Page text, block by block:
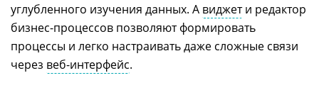
углубленного изучения данных. А виджети редактор
бизнес-процессов позволяют формировать
процессы и легко настраивать даже сложные связи
через веб-интерфейс.